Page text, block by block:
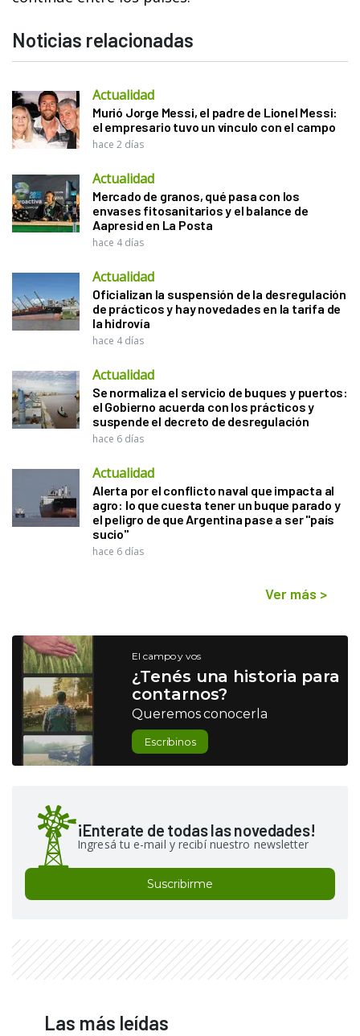
Noticias relacionadas
Actualidad
Murió Jorge Messi, el padre de Lionel Messi:
el empresario tuvo un vínculo con el campo
hace 2 días
Actualidad
Mercado de granos, qué pasa con los
envases fitosanitarios y el balance de
Aapresid en La Posta
hace 4 días
Actualidad
Oficializan la suspensión de la desregulación
de prácticos y hay novedades en la tarifa de
la hidrovía
hace 4 días
Actualidad
Se normaliza el servicio de buques y puertos:
el Gobierno acuerda con los prácticos y
suspende el decreto de desregulación
hace 6 días
Actualidad
Alerta por el conflicto naval que impacta al
agro: lo que cuesta tener un buque parado y
el peligro de que Argentina pase a ser "país
sucio"
hace 6 días
Ver más >
El campo y vos
¿Tenés una historia para
contarnos?
Queremos conocerla
Escribinos
¡Enterate de todas las novedades!
Ingresá tu e-mail y recibí nuestro newsletter
Suscribirme
Las más leídas